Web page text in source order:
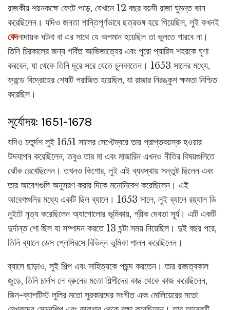
রাজকীয় শয়নকক্ষে ফেটে পড়ে, যেখানে 12 বছর বয়সী রাজা ঘুমন্ত ভান
করেছিলেন। যদিও জনতা শান্তিপূর্ণভাবে ছত্রভঙ্গ হয়ে গিয়েছিল, লুই কখনই
বেদনাদায়ক ঘটনা বা এর সাথে যে অপমান হয়েছিল তা ভুলতে পারবে না।
তিনি চিরকালের জন্য গর্বিত আভিজাত্যের এবং পুরো প্যারিস শহরকে ঘৃণা
করবেন, যা থেকে তিনি দূরে সরে যেতে চুলকাতেন। 1653 সালের মধ্যে,
ফ্রন্ডে বিদ্রোহের শেষটি পরাজিত হয়েছিল, যা রাজার নিরঙ্কুশ ক্ষমতা নিশ্চিত
করেছিল।
সূর্যোদয়: 1651-1678
যদিও চতুর্দশ লুই 1651 সালের সেপ্টেম্বরে তার প্রাপ্তবয়স্ক হওয়ার
উদযাপন করেছিলেন, তবুও তার মা এবং মাজারিন এখনও নীতির বিষয়গুলিতে
ঝোঁক রেখেছিলেন। তখনও কিশোর, লুই এই ব্যবস্থায় সন্তুষ্ট ছিলেন এবং
তার আবেগগুলি অনুসরণ করার দিকে মনোনিবেশ করেছিলেন। এই
আবেগগুলির মধ্যে একটি ছিল ব্যালে। 1653 সালে, লুই ব্যালে রয়্যাল ডি
নুইটে নৃত্য করেছিলেন অ্যাপোলোর ভূমিকায়, গ্রীক দেবতা সূর্য। এটি একটি
দুর্দান্ত শো ছিল যা সম্পাদন করতে 13 ঘন্টা সময় নিয়েছিল। দুই বছর পরে,
তিনি ব্যালে ডেস প্লেসিরসে বিভিন্ন ভূমিকা পালন করেছিলেন।
ব্যালে ছাড়াও, লুই শিল্প এবং সাহিত্যকে পছন্দ করতেন। তার রাজত্বকাল
জুড়ে, তিনি চার্লস লে ব্রুনের মতো শিল্পীদের কাছ থেকে কাজ করেছিলেন,
জিন-ব্যাপটিস্ট লুলির মতো সুরকারদের সংগীত এবং মোলিয়েরের মতো